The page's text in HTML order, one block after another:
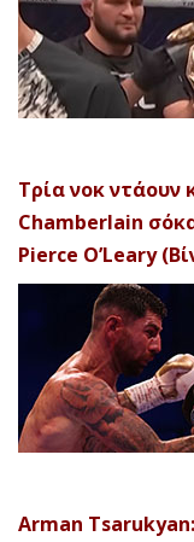
Τρία νοκ ντάουν
Chamberlain
Pierce O’Leary
Arman